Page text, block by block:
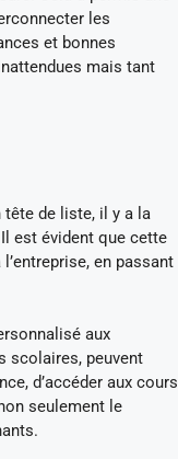
les
et bonnes
mais tant
de liste, il y a la
est évident que cette
l’entreprise, en passant
aux
scolaires, peuvent
d’accéder aux cours
seulement le